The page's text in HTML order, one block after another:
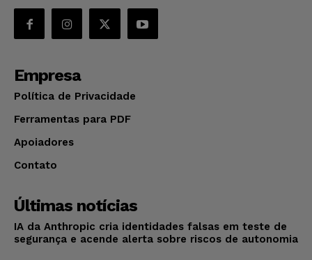
Empresa
Política de Privacidade
Ferramentas para PDF
Apoiadores
Contato
Últimas notícias
IA da Anthropic cria identidades falsas em teste de
segurança e acende alerta sobre riscos de autonomia